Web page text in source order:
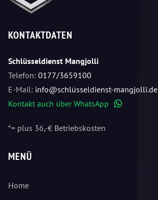
KONTAKTDATEN
Schlüsseldienst Mangjolli
Telefon: 0177/3659100
E-Mail: info@schlüsseldienst-mangjolli.de
Kontakt auch über WhatsApp
*= plus 36,-€ Betriebskosten
MENÜ
Home